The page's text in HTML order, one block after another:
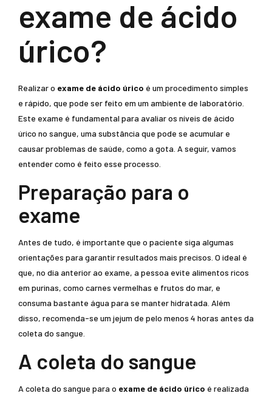
exame de ácido
úrico?
Realizar o exame de ácido úrico é um procedimento simples
e rápido, que pode ser feito em um ambiente de laboratório.
Este exame é fundamental para avaliar os níveis de ácido
úrico no sangue, uma substância que pode se acumular e
causar problemas de saúde, como a gota. A seguir, vamos
entender como é feito esse processo.
Preparação para o
exame
Antes de tudo, é importante que o paciente siga algumas
orientações para garantir resultados mais precisos. O ideal é
que, no dia anterior ao exame, a pessoa evite alimentos ricos
em purinas, como carnes vermelhas e frutos do mar, e
consuma bastante água para se manter hidratada. Além
disso, recomenda-se um jejum de pelo menos 4 horas antes da
coleta do sangue.
A coleta do sangue
A coleta do sangue para o exame de ácido úrico é realizada